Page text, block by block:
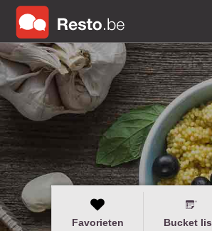
Favorieten Bucket